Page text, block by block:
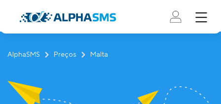
AlphaSMS Preços Malta